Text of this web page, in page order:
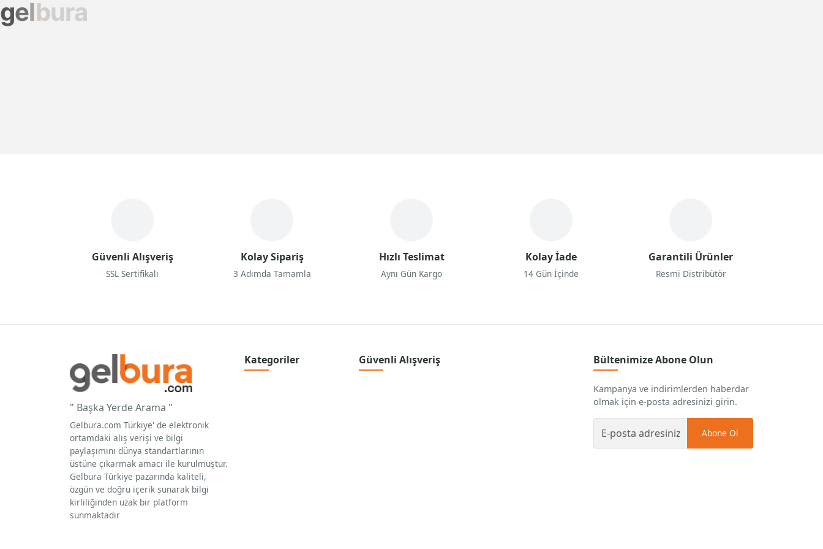
gelbura
Güvenli Alışveriş
SSL Sertifikalı
Kolay Sipariş
3 Adımda Tamamla
Hızlı Teslimat
Aynı Gün Kargo
Kolay İade
14 Gün İçinde
Garantili Ürünler
Resmi Distribütör
" Başka Yerde Arama "
Gelbura.com Türkiye' de elektronik
ortamdaki alış verişi ve bilgi
paylaşımını dünya standartlarının
üstüne çıkarmak amacı ile kurulmuştur.
Gelbura Türkiye pazarında kaliteli,
özgün ve doğru içerik sunarak bilgi
kirliliğinden uzak bir platform
sunmaktadır
Kategoriler Güvenli Alışveriş Bültenimize Abone Olun
Kampanya ve indirimlerden haberdar
olmak için e-posta adresinizi girin.
Abone Ol